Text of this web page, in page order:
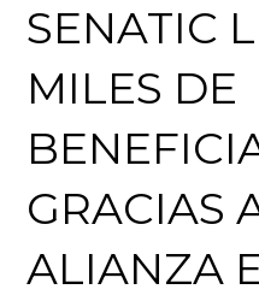
SENATIC
MILES DE
GRACIAS
ALIANZA